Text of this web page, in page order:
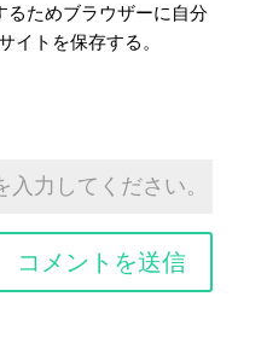
るためブラウザーに自分
イトを保存する。